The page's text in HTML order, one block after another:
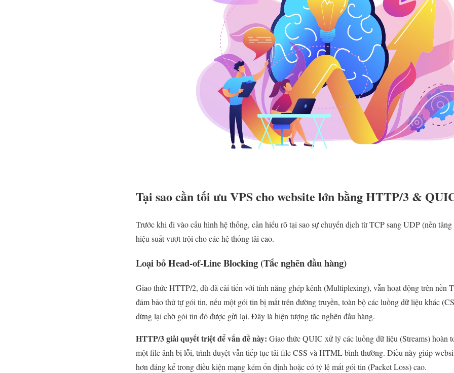
Tại sao cần tối ưu VPS cho website lớn bằng HTTP/3 &
Trước khi đi vào cấu hình hệ thống, cần hiểu rõ tại sao sự chuyển dịch từ TCP sang UDP (nền
hiệu suất vượt trội cho các hệ thống tải cao.
Loại bỏ Head-of-Line Blocking (Tắc nghẽn đầu hàng)
Giao thức HTTP/2, dù đã cải tiến với tính năng ghép kênh (Multiplexing), vẫn hoạt động trên nền
đảm bảo thứ tự gói tin, nếu một gói tin bị mất trên đường truyền, toàn bộ các luồng dữ liệu khác
dừng lại chờ gói tin đó được gửi lại. Đây là hiện tượng tắc nghẽn đầu hàng.
HTTP/3 giải quyết triệt để vấn đề này: Giao thức QUIC xử lý các luồng dữ liệu (Streams) hoàn
một file ảnh bị lỗi, trình duyệt vẫn tiếp tục tải file CSS và HTML bình thường. Điều này giúp
hơn đáng kể trong điều kiện mạng kém ổn định hoặc có tỷ lệ mất gói tin (Packet Loss) cao.